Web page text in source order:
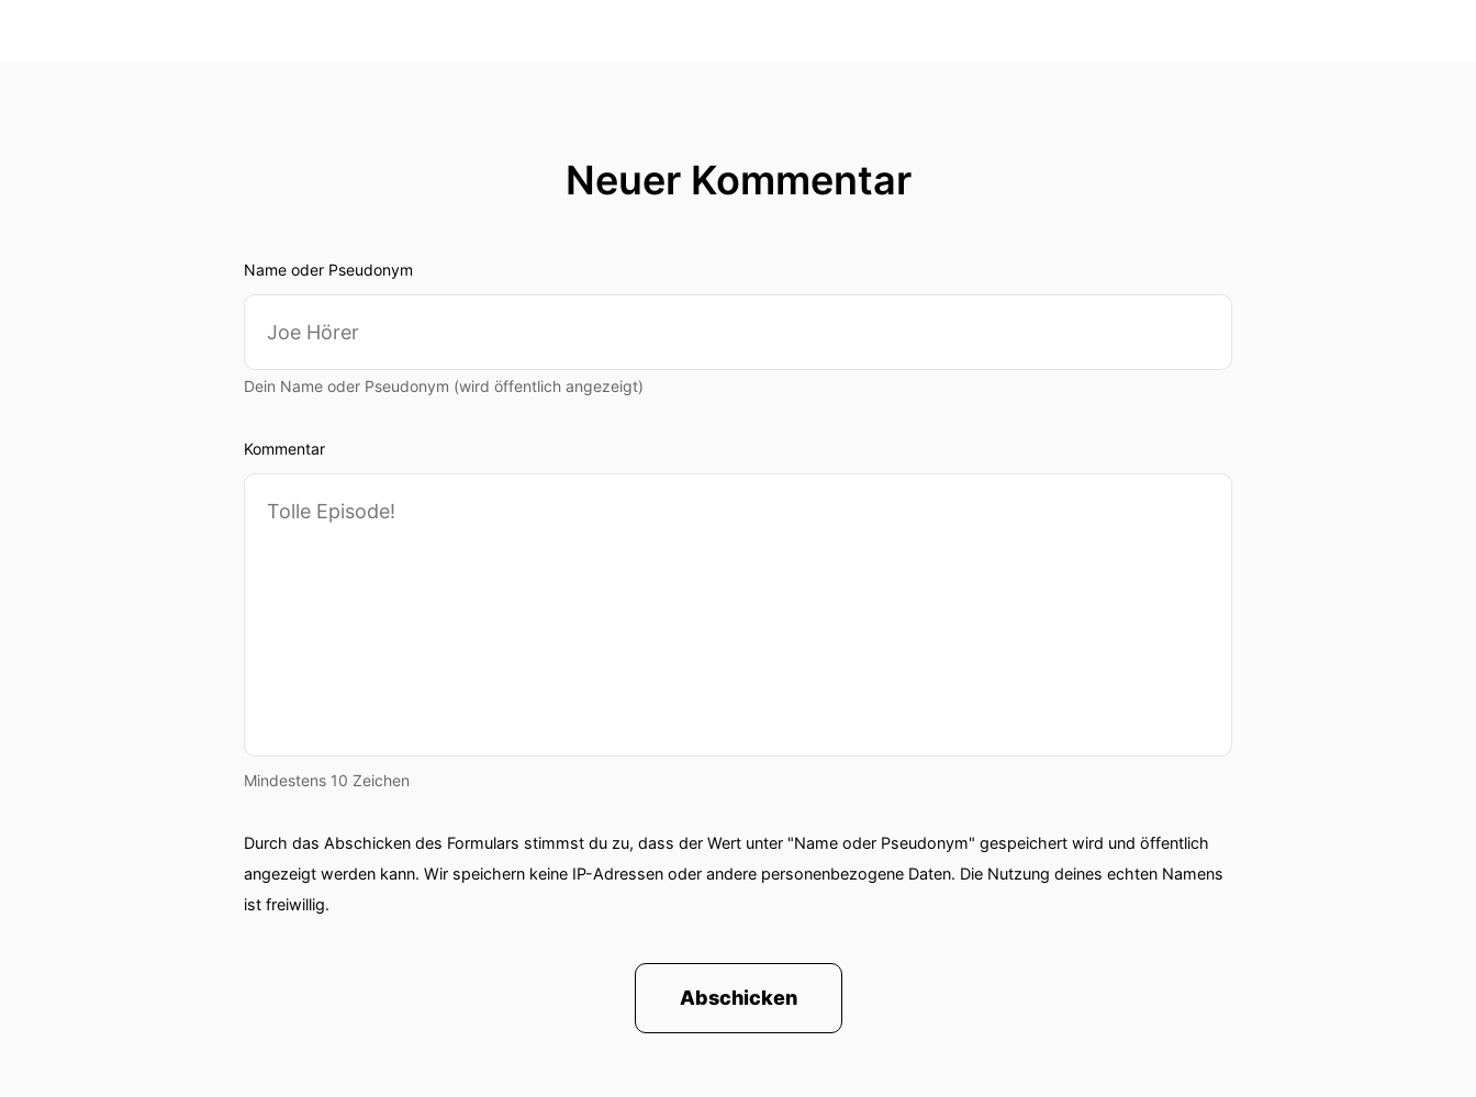
Neuer Kommentar
Name oder Pseudonym
Dein Name oder Pseudonym (wird öffentlich angezeigt)
Kommentar
Mindestens 10 Zeichen
Durch das Abschicken des Formulars stimmst du zu, dass der Wert unter "Name oder Pseudonym" gespeichert wird und öffentlich
angezeigt werden kann. Wir speichern keine IP-Adressen oder andere personenbezogene Daten. Die Nutzung deines echten Namens
ist freiwillig.
Abschicken